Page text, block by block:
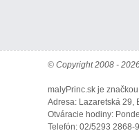
© Copyright 2008 -
malyPrinc.sk je
Adresa: Lazaretská 29,
Otváracie hodiny:
Telefón: 02/5293 2868-